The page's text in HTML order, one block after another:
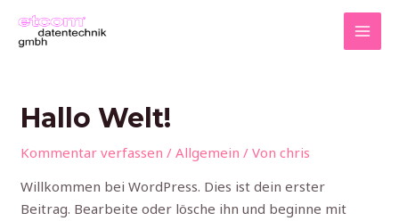
Inhalt
Hallo Welt!
Kommentar verfassen /Allgemein / Vonchris
Willkommen bei WordPress. Dies ist dein erster
Beitrag. Bearbeite oder lösche ihn und beginne mit